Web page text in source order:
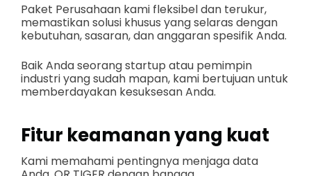
Paket Perusahaan kami fleksibel dan terukur,
memastikan solusi khusus yang selaras dengan
kebutuhan, sasaran, dan anggaran spesifik Anda.
Baik Anda seorang startup atau pemimpin
industri yang sudah mapan, kami bertujuan untuk
memberdayakan kesuksesan Anda.
Fitur keamanan yang kuat
Kami memahami pentingnya menjaga data